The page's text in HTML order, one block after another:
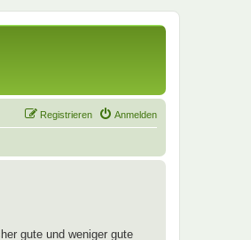
Anmelden
Registrieren
gute und weniger gute